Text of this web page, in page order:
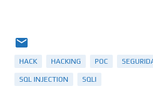
HACK HACKING POC
SQL INJECTION SQLI